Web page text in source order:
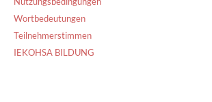
Wortbedeutungen
Teilnehmerstimmen
IEKOHSA BILDUNG